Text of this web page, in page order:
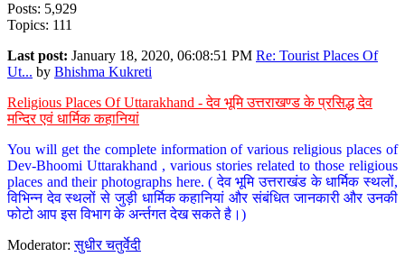
Posts: 5,929
Topics: 111
Last post: January 18, 2020, 06:08:51 PM Re: Tourist Places Of
Ut... by Bhishma Kukreti
Religious Places Of Uttarakhand - देव भूमि उत्तराखण्ड के प्रसिद्ध देव
मन्दिर एवं धार्मिक कहानियां
You will get the complete information of various religious places of
Dev-Bhoomi Uttarakhand , various stories related to those religious
places and their photographs here. ( देव भूमि उत्तराखंड के धार्मिक स्थलों,
विभिन्न देव स्थलों से जुड़ी धार्मिक कहानियां और संबंधित जानकारी और उनकी
फोटो आप इस विभाग के अर्न्तगत देख सकते है।)
Moderator:सुधीर चतुर्वेदी